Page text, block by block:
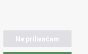
Ne prihvaćam